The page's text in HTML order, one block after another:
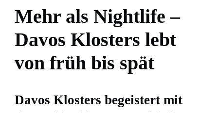
Mehr als Nightlife –
Davos Klosters lebt
von früh bis spät
Davos Klosters begeistert mit